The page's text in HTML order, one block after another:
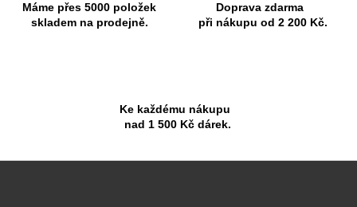
Máme přes 5000 položek
skladem na prodejně.
Doprava zdarma
při nákupu od 2 200 Kč.
Ke každému nákupu
nad 1 500 Kč dárek.